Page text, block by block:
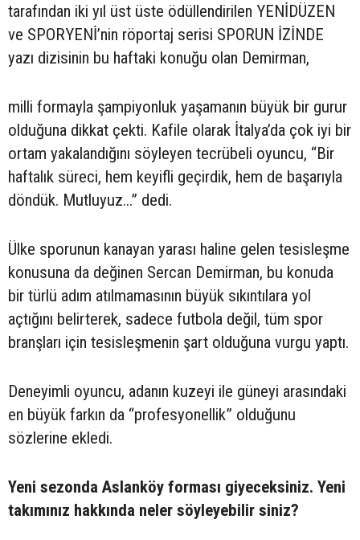
tarafından iki yıl üst üste ödüllendirilen YENİDÜZEN
ve SPORYENİ’nin röportaj serisi SPORUN İZİNDE
yazı dizisinin bu haftaki konuğu olan Demirman,
milli formayla şampiyonluk yaşamanın büyük bir gurur
olduğuna dikkat çekti. Kafile olarak İtalya’da çok iyi bir
ortam yakalandığını söyleyen tecrübeli oyuncu, “Bir
haftalık süreci, hem keyifli geçirdik, hem de başarıyla
döndük. Mutluyuz...” dedi.
Ülke sporunun kanayan yarası haline gelen tesisleşme
konusuna da değinen Sercan Demirman, bu konuda
bir türlü adım atılmamasının büyük sıkıntılara yol
açtığını belirterek, sadece futbola değil, tüm spor
branşları için tesisleşmenin şart olduğuna vurgu yaptı.
Deneyimli oyuncu, adanın kuzeyi ile güneyi arasındaki
en büyük farkın da “profesyonellik” olduğunu
sözlerine ekledi.
Yeni sezonda Aslanköy forması giyeceksiniz. Yeni
takımınız hakkında neler söyleyebilir siniz?